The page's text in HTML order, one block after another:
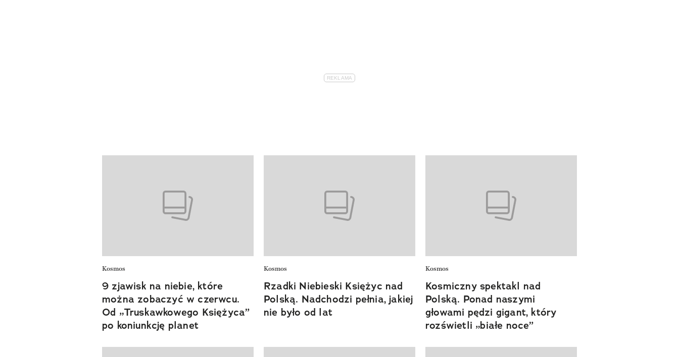
Kosmos
9 zjawisk na niebie, które
można zobaczyć w czerwcu.
Od „Truskawkowego Księżyca”
po koniunkcję planet
Kosmos
Rzadki Niebieski Księżyc nad
Polską. Nadchodzi pełnia, jakiej
nie było od lat
Kosmos
Kosmiczny spektakl nad
Polską. Ponad naszymi
głowami pędzi gigant, który
rozświetli „białe noce”